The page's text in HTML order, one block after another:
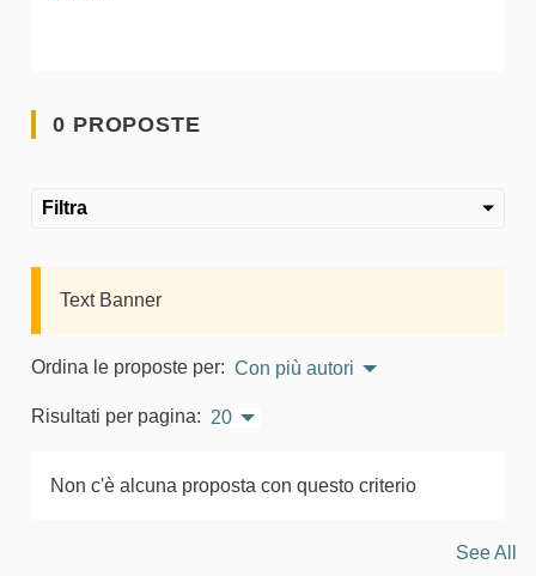
0 PROPOSTE
Filtra
Text Banner
Ordina le proposte per: Con più autori
Risultati per pagina: 20
Non c'è alcuna proposta con questo criterio
See All